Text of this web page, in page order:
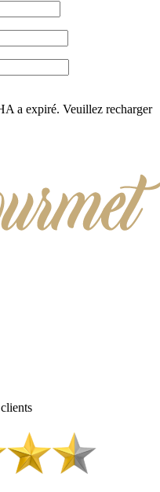
a expiré. Veuillez recharger